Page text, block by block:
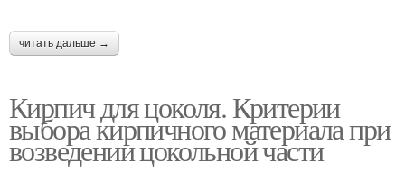
читать дальше →
Кирпич для цоколя. Критерии
выбора кирпичного материала при
возведении цокольной части